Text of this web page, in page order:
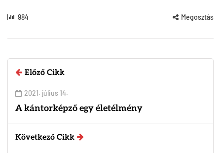
984 Megosztás
Előző Cikk
2021. július 14.
A kántorképző egy életélmény
Következő Cikk